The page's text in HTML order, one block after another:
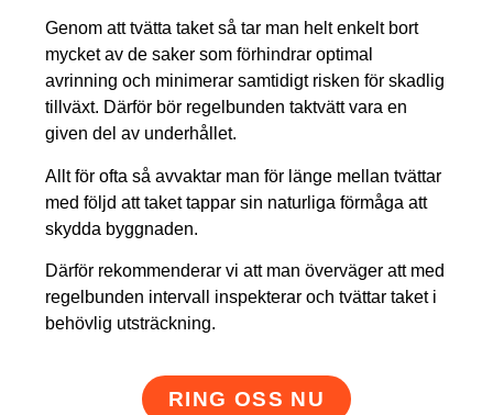
Genom att tvätta taket så tar man helt enkelt bort
mycket av de saker som förhindrar optimal
avrinning och minimerar samtidigt risken för skadlig
tillväxt. Därför bör regelbunden taktvätt vara en
given del av underhållet.
Allt för ofta så avvaktar man för länge mellan tvättar
med följd att taket tappar sin naturliga förmåga att
skydda byggnaden.
Därför rekommenderar vi att man överväger att med
regelbunden intervall inspekterar och tvättar taket i
behövlig utsträckning.
RING OSS NU